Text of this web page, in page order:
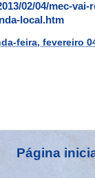
02/04/mec-
local.htm
feira, fevereiro
Página